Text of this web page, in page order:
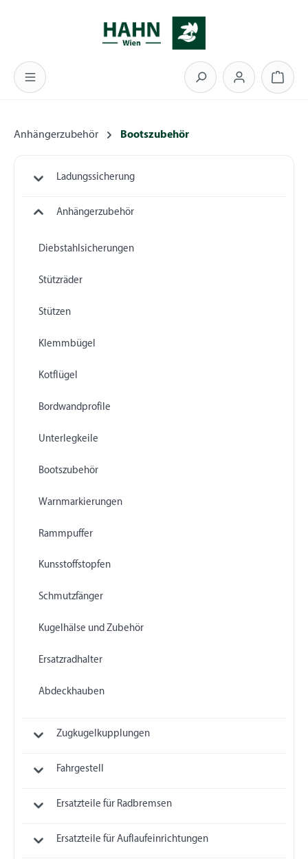
Anhängerzubehör Bootszubehör
Ladungssicherung
Anhängerzubehör
Diebstahlsicherungen
Stützräder
Stützen
Klemmbügel
Kotflügel
Bordwandprofile
Unterlegkeile
Bootszubehör
Warnmarkierungen
Rammpuffer
Kunsstoffstopfen
Schmutzfänger
Kugelhälse und Zubehör
Ersatzradhalter
Abdeckhauben
Zugkugelkupplungen
Fahrgestell
Ersatzteile für Radbremsen
Ersatzteile für Auflaufeinrichtungen